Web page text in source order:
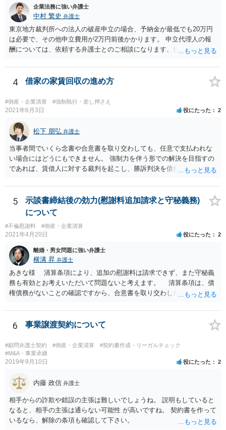
同視できる程度のものであれば、トータル５０万弱、そうでない場合
は１００万円以上となることが予想されます。
企業法務に強い弁護士
中村 繁史 弁護士
東京地方裁判所への法人の破産申立の場合、予納金が最低でも20万円
は必要で、その他申立費用が2万円前後かかります。 申立代理人の報
酬については、依頼する弁護士とのご相談になります。債権者が少な
す。
4 借家の家賃回収の進め方
#倒産・企業清算 #強制執行・差し押さえ
2021年6月3日 役にたった 2
松下 朋弘 弁護士
当事者間でいくら念書や合意書を取り交わしても、任意で支払われな
い場合にはどうにもできません。 強制力を伴う形での解決を目指すの
であれば、賃借人に対する裁判を起こし、勝訴判決を債務名義とした
制執行認諾文言を入れた準消費貸借契約公正証書を作成し、滞納があ
った場合に強制執行を行うといった方法が考えられます。 裁判を避け
たい、相手方の協力が期待できるとのことであれば後者を利用するの
も手です。 どちらの手段を取るにしても弁護士に相談されることをお
すすめします。
5
示談書締結後の効力(慰謝料追加請求と守秘義務)
について
#不倫慰謝料 #倒産・企業清算
2021年4月20日 役にたった 2
離婚・男女問題に強い弁護士
横溝 昇 弁護士
あきな様 清算条項により、追加の慰謝料は請求できず、また守秘義
務も有効とお考えいただいて問題ないと考えます。 清算条項は、債
権債務がないことの確認ですから、合意書を取り交わした後に生じた
方との関係についてのものですから、その後関係が原因で離婚に至っ
ても清算条項の適用範囲内と考えます。 守秘義務については、基
本的には有効期間を定めていない場合、義務が続くとお考えいただい
て差し支えないと考えます。外部へ漏らすようなことがあれば、守秘
義務違反での損害賠償請求も考えられます。
6 事業譲渡契約について
#顧問弁護士契約 #倒産・企業清算
#契約書作成・リーガルチェック
#M&A・事業承継
2019年9月10日 役にたった 2
内藤 政信 弁護士
相手からの詐欺や錯誤の主張は難しいでしょうね。 説明もしていると
なると、相手の主張は通らない可能性 が高いですね。 契約書を作って
いるなら、解除の条項も確認して下さい。